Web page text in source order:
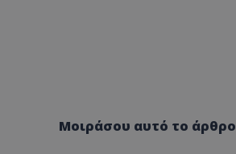
Μοιράσου αυτό το άρθρο